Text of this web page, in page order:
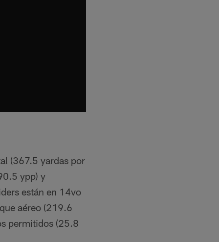
(367.5 yardas por
ypp) y
están en 14vo
aéreo (219.6
permitidos (25.8